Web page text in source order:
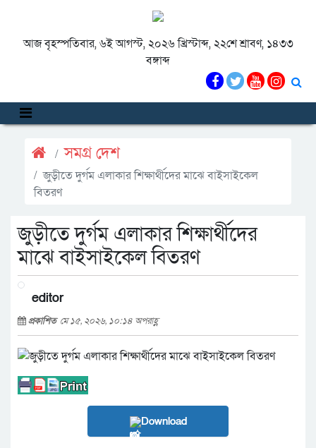
আজ বৃহস্পতিবার, ৬ই আগস্ট, ২০২৬ খ্রিস্টাব্দ, ২২শে শ্রাবণ, ১৪৩৩
বঙ্গাব্দ
সমগ্র দেশ
জুড়ীতে দুর্গম এলাকার শিক্ষার্থীদের মাঝে বাইসাইকেল
বিতরণ
জুড়ীতে দুর্গম এলাকার শিক্ষার্থীদের
মাঝে বাইসাইকেল বিতরণ
editor
প্রকাশিত মে ১৫, ২০২৬, ১০:১৪ অপরাহ্ণ
Download